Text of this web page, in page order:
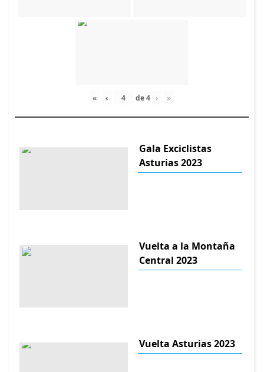
« ‹ de4 › »
Gala Exciclistas
Asturias 2023
Vuelta a la Montaña
Central 2023
Vuelta Asturias 2023